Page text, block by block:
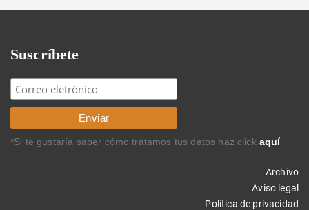
Suscríbete
*Si te gustaría saber cómo tratamos tus datos haz click aquí
Archivo
Aviso legal
Política de privacidad